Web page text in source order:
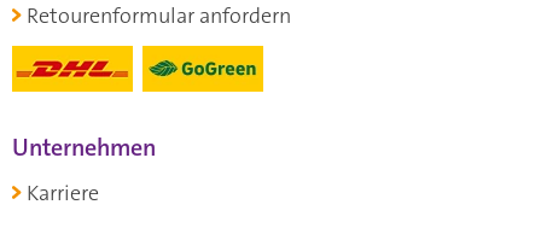
Retourenformular anfordern
Unternehmen
Karriere